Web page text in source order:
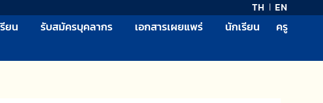
TH EN
ยน รับสมัครบุคลากร เอกสารเผยแพร่ นักเรียน ครู